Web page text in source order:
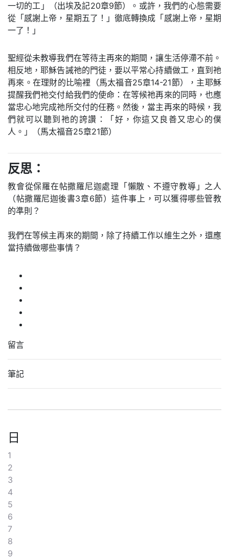
一切的工」（出埃及記20章9節）。或許，我們的心態需要
從「感謝上帝，星期五了！」徹底轉換成「感謝上帝，星期
一了！」
聖經從未教導我們在等待主再來的期間，讓生活停滯不前。
相反地，耶穌告誡祂的門徒，要以平常心持續做工，直到祂
再來。在理財的比喻裡（馬太福音25章14-21節），主耶穌
提醒我們祂交付給我們的使命：在等候祂再來的同時，也應
當忠心地完成祂所交付的任務。然後，當主再來的時候，我
們就可以聽到祂的誇讚：「好，你這又良善又忠心的僕
人。」（馬太福音25章21節）
反思：
教會從保羅在帖撒羅尼迦處理「懶散、不遵守教導」之人
（帖撒羅尼迦後書3章6節）這件事上，可以獲得哪些管教
的準則？
我們在等候主再來的期間，除了持續工作以維生之外，還應
當持續做哪些事情？
留言
筆記
日
1
2
3
4
5
6
7
8
9